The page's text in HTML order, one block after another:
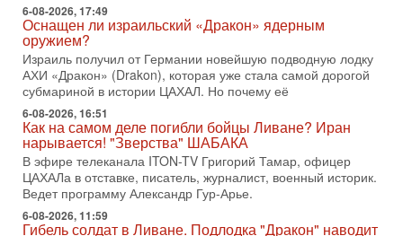
Недавний визит премьер-министра Израиля Биньямина
Нетаньяху в США и его встреча с Дональдом Трампом
оставили больше вопросов, чем ответов. Полная
31-07-2026, 15:18
Иран готовит покушение на Нетаниягу! Трамп не
хочет эскалации, но КСИР готовит взрыв!
В эфире телеканала ITON-TV СЕРГЕЙ МИГДАЛЬ, эксперт
по вопросам безопасности, офицер запаса
Международного управления полиции Израиля, автор
31-07-2026, 09:02
Битва за разоружение ХАМАСа - НОВОСТИ
31/07/2026
6-08-2026, 17:49
Оснащен ли израильский «Дракон» ядерным
оружием?
Израиль получил от Германии новейшую подводную лодку
АХИ «Дракон» (Drakon), которая уже стала самой дорогой
субмариной в истории ЦАХАЛ. Но почему её
6-08-2026, 16:51
Как на самом деле погибли бойцы Ливане? Иран
нарывается! "Зверства" ШАБАКА
В эфире телеканала ITON-TV Григорий Тамар, офицер
ЦАХАЛа в отставке, писатель, журналист, военный историк.
Ведет программу Александр Гур-Арье.
6-08-2026, 11:59
Гибель солдат в Ливане. Подлодка "Дракон" наводит